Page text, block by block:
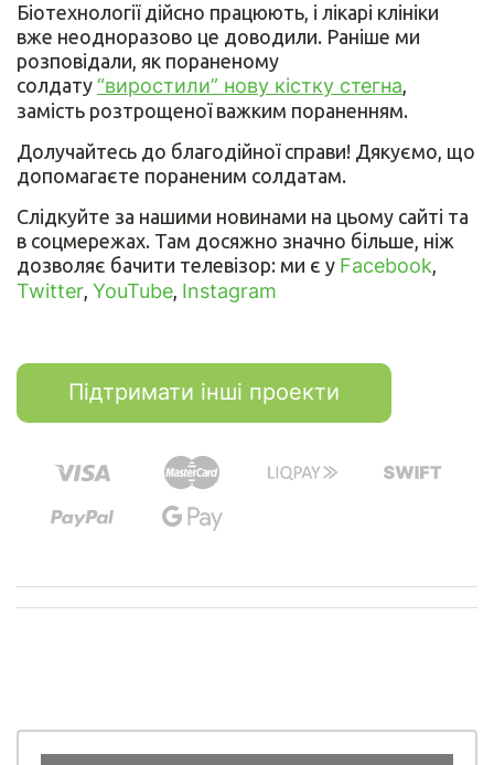
Біотехнології дійсно працюють, і лікарі клініки
вже неодноразово це доводили. Раніше ми
розповідали, як пораненому
солдату “виростили” нову кістку стегна,
замість розтрощеної важким пораненням.
Долучайтесь до благодійної справи! Дякуємо, що
допомагаєте пораненим солдатам.
Слідкуйте за нашими новинами на цьому сайті та
в соцмережах. Там досяжно значно більше, ніж
дозволяє бачити телевізор: ми є у Facebook,
Twitter, YouTube, Instagram
Підтримати інші проекти